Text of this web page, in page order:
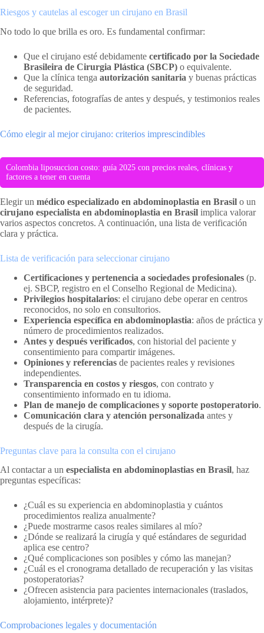
Riesgos y cautelas al escoger un cirujano en Brasil
No todo lo que brilla es oro. Es fundamental confirmar:
Que el cirujano esté debidamente certificado por la Sociedade
Brasileira de Cirurgia Plástica (SBCP) o equivalente.
Que la clínica tenga autorización sanitaria y buenas prácticas
de seguridad.
Referencias, fotografías de antes y después, y testimonios reales
de pacientes.
Cómo elegir al mejor cirujano: criterios imprescindibles
Colombia liposuccion costo: guía 2025 con precios reales, clínicas y
factores a tener en cuenta
Elegir un médico especializado en abdominoplastia en Brasil o un
cirujano especialista en abdominoplastia en Brasil implica valorar
varios aspectos concretos. A continuación, una lista de verificación
clara y práctica.
Lista de verificación para seleccionar cirujano
Certificaciones y pertenencia a sociedades profesionales (p.
ej. SBCP, registro en el Conselho Regional de Medicina).
Privilegios hospitalarios: el cirujano debe operar en centros
reconocidos, no solo en consultorios.
Experiencia específica en abdominoplastia: años de práctica y
número de procedimientos realizados.
Antes y después verificados, con historial del paciente y
consentimiento para compartir imágenes.
Opiniones y referencias de pacientes reales y revisiones
independientes.
Transparencia en costos y riesgos, con contrato y
consentimiento informado en tu idioma.
Plan de manejo de complicaciones y soporte postoperatorio.
Comunicación clara y atención personalizada antes y
después de la cirugía.
Preguntas clave para la consulta con el cirujano
Al contactar a un especialista en abdominoplastias en Brasil, haz
preguntas específicas:
¿Cuál es su experiencia en abdominoplastia y cuántos
procedimientos realiza anualmente?
¿Puede mostrarme casos reales similares al mío?
¿Dónde se realizará la cirugía y qué estándares de seguridad
aplica ese centro?
¿Qué complicaciones son posibles y cómo las manejan?
¿Cuál es el cronograma detallado de recuperación y las visitas
postoperatorias?
¿Ofrecen asistencia para pacientes internacionales (traslados,
alojamiento, intérprete)?
Comprobaciones legales y documentación